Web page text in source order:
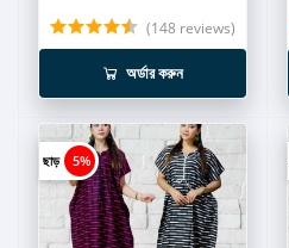
(148 reviews)
অর্ডার করুন
ছাড় 5%